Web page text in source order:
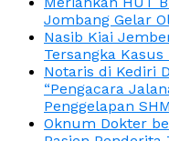
Jombang Gelar
Nasib Kiai
Tersangka
Notaris di Kediri
“Pengacara
Penggelapan SHM
Oknum Dokter